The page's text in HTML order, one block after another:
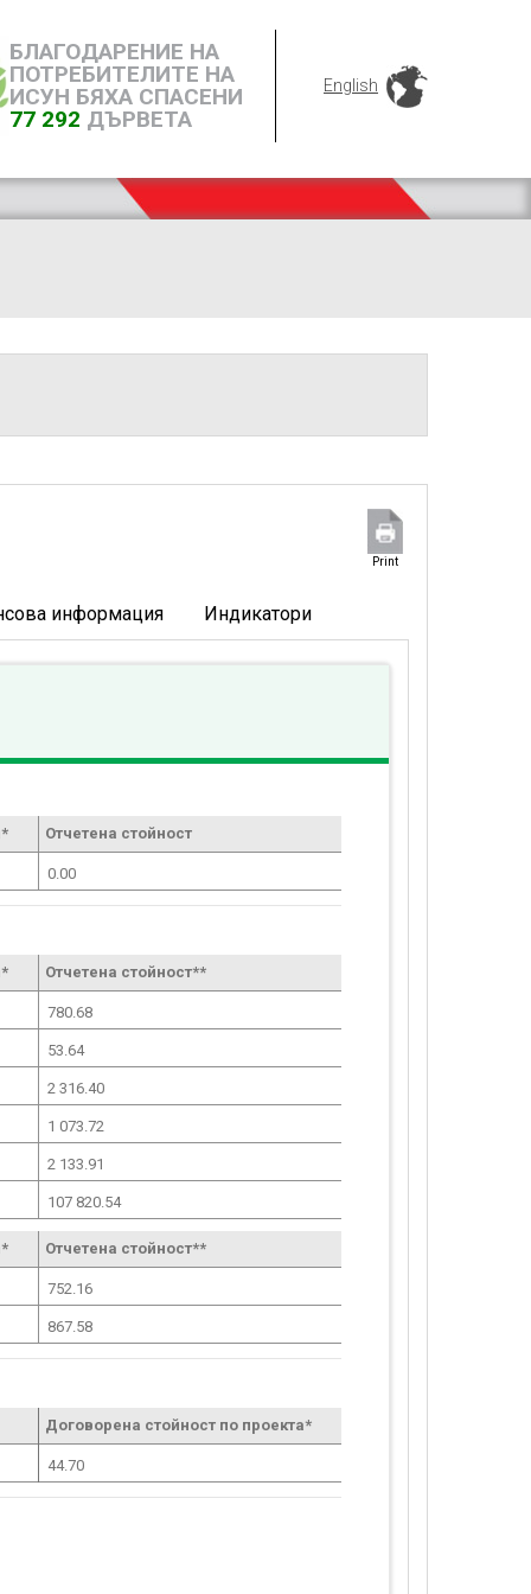
БЛАГОДАРЕНИЕ НА
ПОТРЕБИТЕЛИТЕ НА
ИСУН БЯХА СПАСЕНИ
77 292 ДЪРВЕТА
English
Print
информация Индикатори
Отчетена стойност
0.00
Отчетена стойност**
780.68
53.64
2 316.40
1 073.72
2 133.91
107 820.54
Отчетена стойност**
752.16
867.58
Договорена стойност по проекта*
44.70